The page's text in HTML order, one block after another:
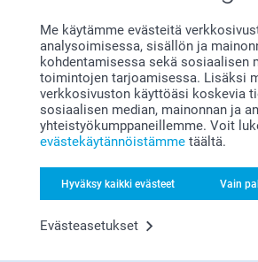
Me käytämme evästeitä
analysoimisessa, sisällön ja
kohdentamisessa sekä sosiaalisen
toimintojen tarjoamisessa. Lisäksi
verkkosivuston käyttöäsi koskevia
sosiaalisen median, mainonnan ja
yhteistyökumppaneillemme. Voit
evästekäytännöistämme täältä.
Hyväksy kaikki evästeet Vain
Evästeasetukset
Kirsi @smartphoto
Näytä reaktiot
24.4.2026
08:11
Hei Tankka,
Suuret kiitokset 5 tähden
Lämpimin kiitoksin,
Kirsi @smartphoto
Merja Saukkonen,
Laatu erinomainen